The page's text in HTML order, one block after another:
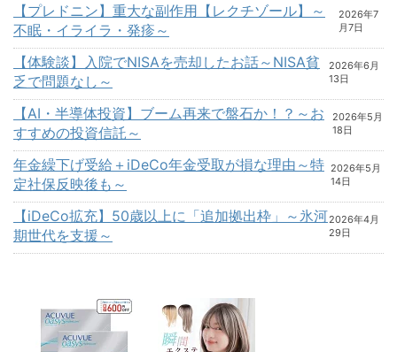
【プレドニン】重大な副作用【レクチゾール】～
不眠・イライラ・発疹～
2026年7
月7日
【体験談】入院でNISAを売却したお話～NISA貧
乏で問題なし～
2026年6月
13日
【AI・半導体投資】ブーム再来で盤石か！？～お
すすめの投資信託～
2026年5月
18日
年金繰下げ受給＋iDeCo年金受取が損な理由～特
定社保反映後も～
2026年5月
14日
【iDeCo拡充】50歳以上に「追加拠出枠」～氷河
期世代を支援～
2026年4月
29日